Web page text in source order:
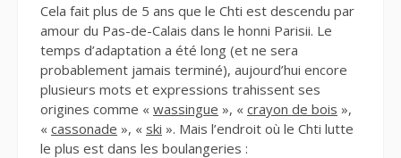
Cela fait plus de 5 ans que le Chti est descendu par
amour du Pas-de-Calais dans le honni Parisii. Le
temps d’adaptation a été long (et ne sera
probablement jamais terminé), aujourd’hui encore
plusieurs mots et expressions trahissent ses
origines comme « wassingue », « crayon de bois »,
« cassonade », « ski ». Mais l’endroit où le Chti lutte
le plus est dans les boulangeries :